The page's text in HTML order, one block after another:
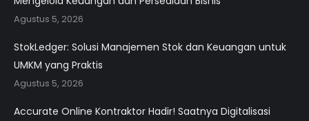
Agustus 5, 2026
StokLedger: Solusi Manajemen Stok dan Keuangan untuk
UMKM yang Praktis
Agustus 5, 2026
Accurate Online Kontraktor Hadir! Saatnya Digitalisasi